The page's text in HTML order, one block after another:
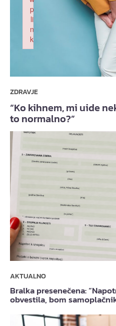
ZDRAVJE
“Ko kihnem, mi uide
to normalno?”
AKTUALNO
Bralka presenečena:
obvestila, bom
p
li
n
k
Failed to initialize plugin: